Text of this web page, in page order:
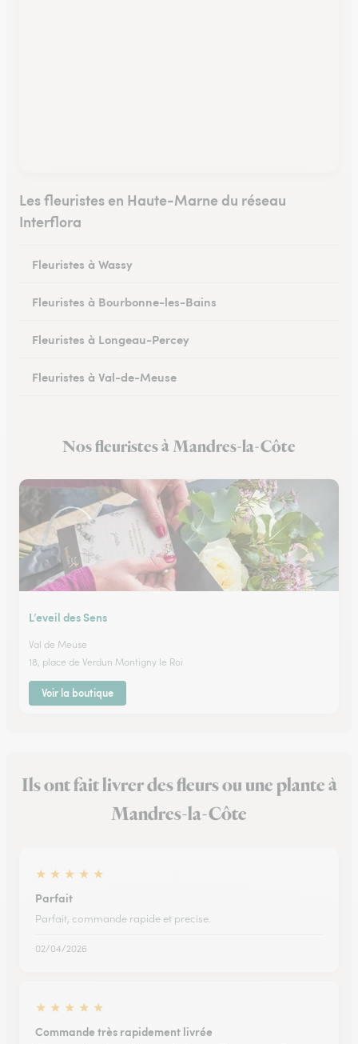
Les fleuristes en Haute-Marne du réseau
Interflora
Fleuristes à Wassy
Fleuristes à Bourbonne-les-Bains
Fleuristes à Longeau-Percey
Fleuristes à Val-de-Meuse
Nos fleuristes à Mandres-la-Côte
L’eveil des Sens
Val de Meuse
18, place de Verdun Montigny le Roi
Voir la boutique
Ils ont fait livrer des fleurs ou une plante à
Mandres-la-Côte
★ ★ ★ ★ ★
Parfait
Parfait, commande rapide et precise.
02/04/2026
★ ★ ★ ★ ★
Commande très rapidement livrée